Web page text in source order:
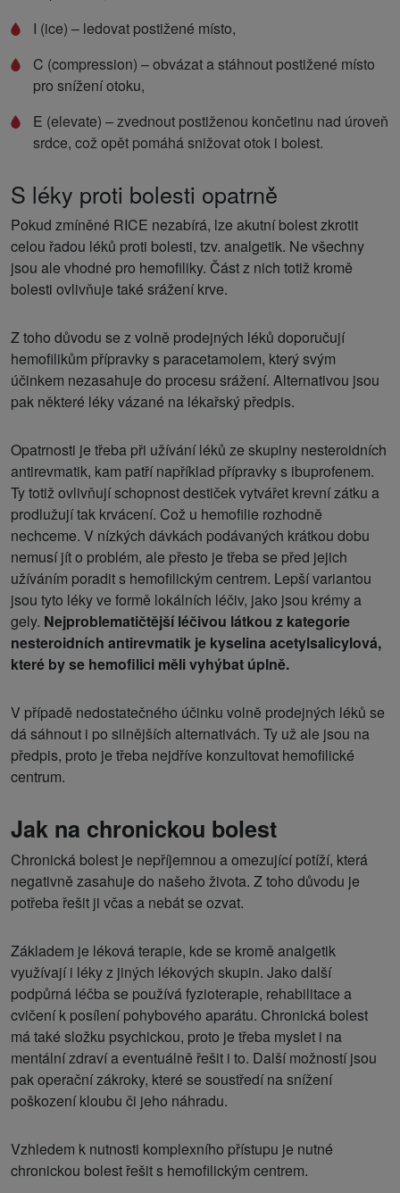
I (ice) – ledovat postižené místo,
C (compression) – obvázat a stáhnout postižené místo
pro snížení otoku,
E (elevate) – zvednout postiženou končetinu nad úroveň
srdce, což opět pomáhá snižovat otok i bolest.
S léky proti bolesti opatrně
Pokud zmíněné RICE nezabírá, lze akutní bolest zkrotit
celou řadou léků proti bolesti, tzv. analgetik. Ne všechny
jsou ale vhodné pro hemofiliky. Část z nich totiž kromě
bolesti ovlivňuje také srážení krve.
Z toho důvodu se z volně prodejných léků doporučují
hemofilikům přípravky s paracetamolem, který svým
účinkem nezasahuje do procesu srážení. Alternativou jsou
pak některé léky vázané na lékařský předpis.
Opatrnosti je třeba při užívání léků ze skupiny nesteroidních
antirevmatik, kam patří například přípravky s ibuprofenem.
Ty totiž ovlivňují schopnost destiček vytvářet krevní zátku a
prodlužují tak krvácení. Což u hemofilie rozhodně
nechceme. V nízkých dávkách podávaných krátkou dobu
nemusí jít o problém, ale přesto je třeba se před jejich
užíváním poradit s hemofilickým centrem. Lepší variantou
jsou tyto léky ve formě lokálních léčiv, jako jsou krémy a
gely. Nejproblematičtější léčivou látkou z kategorie
nesteroidních antirevmatik je kyselina acetylsalicylová,
které by se hemofilici měli vyhýbat úplně.
V případě nedostatečného účinku volně prodejných léků se
dá sáhnout i po silnějších alternativách. Ty už ale jsou na
předpis, proto je třeba nejdříve konzultovat hemofilické
centrum.
Jak na chronickou bolest
Chronická bolest je nepříjemnou a omezující potíží, která
negativně zasahuje do našeho života. Z toho důvodu je
potřeba řešit ji včas a nebát se ozvat.
Základem je léková terapie, kde se kromě analgetik
využívají i léky z jiných lékových skupin. Jako další
podpůrná léčba se používá fyzioterapie, rehabilitace a
cvičení k posílení pohybového aparátu. Chronická bolest
má také složku psychickou, proto je třeba myslet i na
mentální zdraví a eventuálně řešit i to. Další možností jsou
pak operační zákroky, které se soustředí na snížení
poškození kloubu či jeho náhradu.
Vzhledem k nutnosti komplexního přístupu je nutné
chronickou bolest řešit s hemofilickým centrem.